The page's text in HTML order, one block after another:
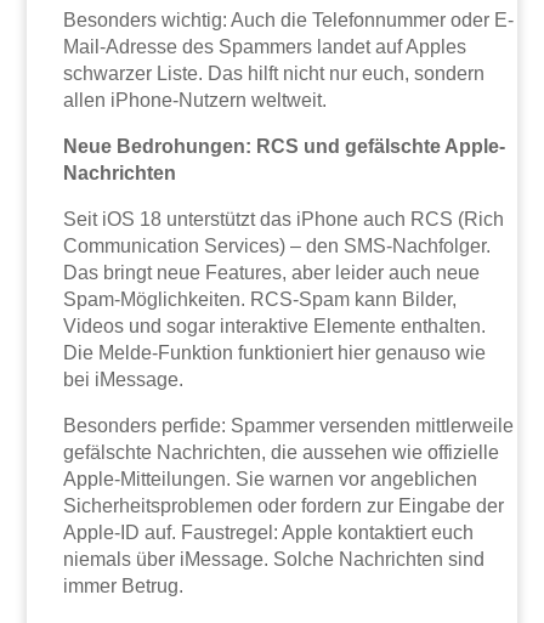
Besonders wichtig: Auch die Telefonnummer oder E-
Mail-Adresse des Spammers landet auf Apples
schwarzer Liste. Das hilft nicht nur euch, sondern
allen iPhone-Nutzern weltweit.
Neue Bedrohungen: RCS und gefälschte Apple-
Nachrichten
Seit iOS 18 unterstützt das iPhone auch RCS (Rich
Communication Services) – den SMS-Nachfolger.
Das bringt neue Features, aber leider auch neue
Spam-Möglichkeiten. RCS-Spam kann Bilder,
Videos und sogar interaktive Elemente enthalten.
Die Melde-Funktion funktioniert hier genauso wie
bei iMessage.
Besonders perfide: Spammer versenden mittlerweile
gefälschte Nachrichten, die aussehen wie offizielle
Apple-Mitteilungen. Sie warnen vor angeblichen
Sicherheitsproblemen oder fordern zur Eingabe der
Apple-ID auf. Faustregel: Apple kontaktiert euch
niemals über iMessage. Solche Nachrichten sind
immer Betrug.